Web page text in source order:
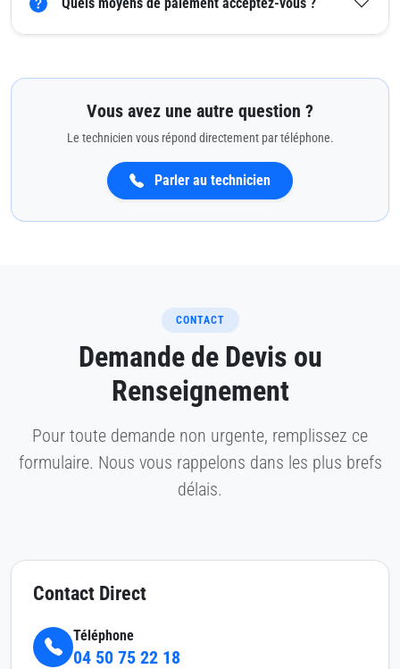
Vous avez une autre question ?
Le technicien vous répond directement par téléphone.
Parler au technicien
CONTACT
Demande de Devis ou
Renseignement
Pour toute demande non urgente, remplissez ce
formulaire. Nous vous rappelons dans les plus brefs
délais.
Contact Direct
Téléphone
04 50 75 22 18